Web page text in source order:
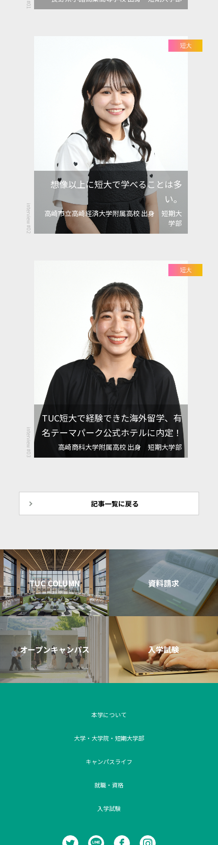
想像以上に短大で学べることは多
い。
高崎市立高崎経済大学附属高校 出身 短期大
学部
interview #02
TUC短大で経験できた海外留学、有
名テーマパーク公式ホテルに内定！
高崎商科大学附属高校 出身 短期大学部
interview #03
記事一覧に戻る
TUC COLUMN 資料請求
オープンキャンパス 入学試験
本学について
大学・大学院・短期大学部
キャンパスライフ
就職・資格
入学試験